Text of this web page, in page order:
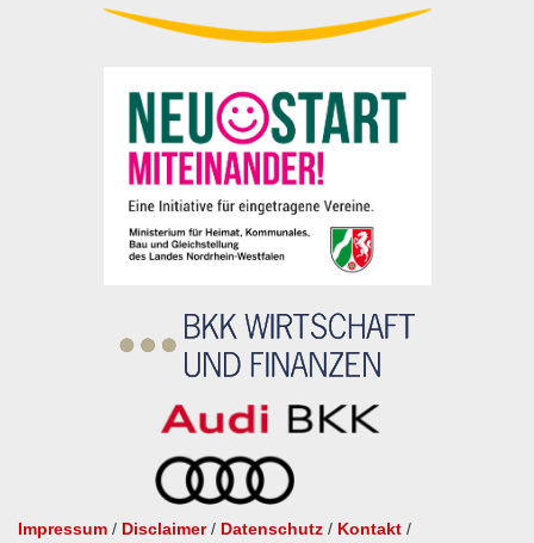
Impressum / Disclaimer/ Datenschutz / Kontakt /